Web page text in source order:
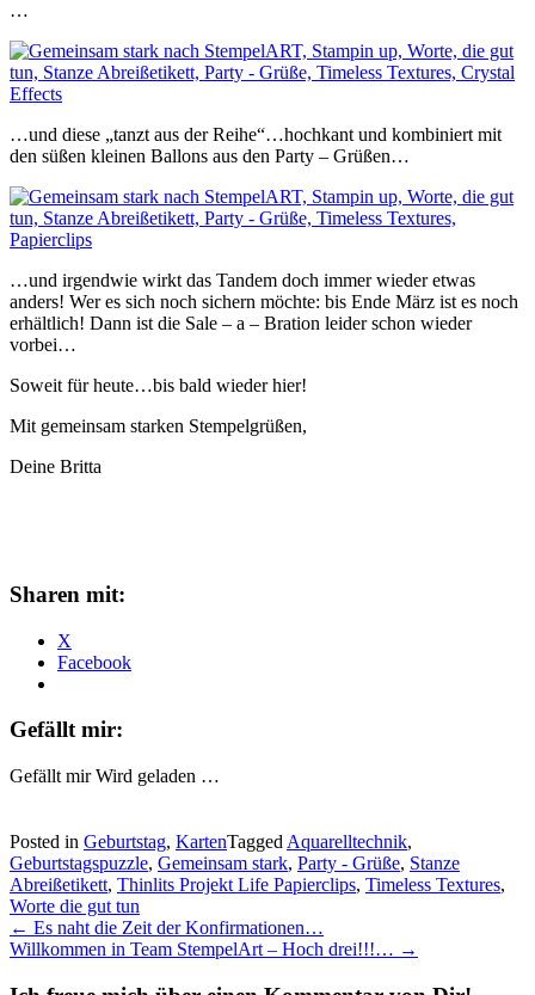
…
…und diese „tanzt aus der Reihe“…hochkant und kombiniert mit
den süßen kleinen Ballons aus den Party – Grüßen…
…und irgendwie wirkt das Tandem doch immer wieder etwas
anders! Wer es sich noch sichern möchte: bis Ende März ist es noch
erhältlich! Dann ist die Sale – a – Bration leider schon wieder
vorbei…
Soweit für heute…bis bald wieder hier!
Mit gemeinsam starken Stempelgrüßen,
Deine Britta
Sharen mit:
X
Facebook
Gefällt mir:
Gefällt mir Wird geladen …
Posted in Geburtstag, KartenTagged Aquarelltechnik,
Geburtstagspuzzle, Gemeinsam stark, Party - Grüße, Stanze
Abreißetikett, Thinlits Projekt Life Papierclips, Timeless Textures,
Worte die gut tun
Post
navigation
← Es naht die Zeit der Konfirmationen…
Willkommen in Team StempelArt – Hoch drei!!!… →